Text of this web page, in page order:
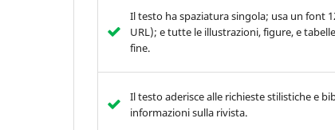
Il testo ha spaziatura singola; usa un font
URL); e tutte le illustrazioni, figure, e
fine.
Il testo aderisce alle richieste stilistiche e
informazioni sulla rivista.